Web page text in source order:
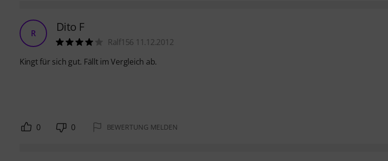
R Dito F
Ralf156 11.12.2012
Kingt für sich gut. Fällt im Vergleich ab.
0 0 BEWERTUNG MELDEN